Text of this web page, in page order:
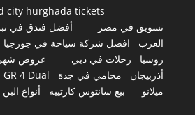
city hurghada tickets
تسويق في مصر
أفضل فندق في
العرب
افضل شركة سياحة في جورجيا
روسيا
رحلات في دبي
عروض
أذربيجان
محامي في جدة GR 4 Dual
ميلانو
بيع سانتوس كارتييه أنواع